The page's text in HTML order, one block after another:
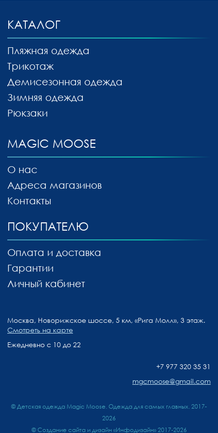
MAGIC MOOSE
О нас
Адреса магазинов
Контакты
КАТАЛОГ
Пляжная одежда
Трикотаж
Демисезонная одежда
Зимняя одежда
Рюкзаки
ПОКУПАТЕЛЮ
Оплата и доставка
Гарантии
Личный кабинет
Москва, Новорижское шоссе, 5 км, «Рига Молл», 3 этаж.
Смотреть на карте
Ежедневно с 10 до 22
+7 977 320 35 31
mgcmoose@gmail.com
© Детская одежда Magic Moose. Одежда для самых главных. 2017-
2026
© Создание сайта и дизайн «Инфодизайн»2017-2026